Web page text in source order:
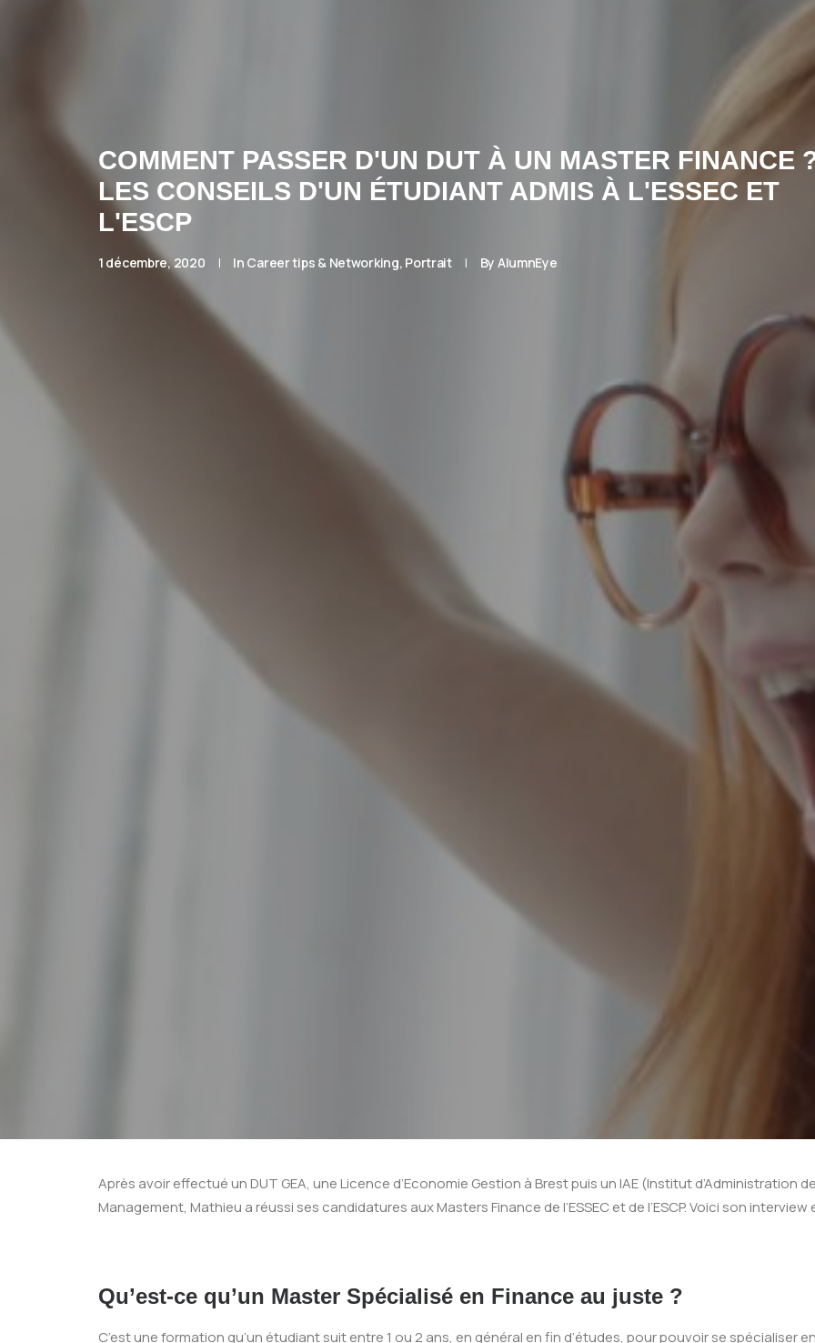
COMMENT PASSER D'UN DUT À UN MASTER FINANCE
LES CONSEILS D'UN ÉTUDIANT ADMIS À L'ESSEC ET
L'ESCP
1 décembre, 2020 | In Career tips & Networking, Portrait | By AlumnEye
Après avoir effectué un DUT GEA, une Licence d’Economie Gestion à Brest puis un IAE (Institut d’Administration
Management, Mathieu a réussi ses candidatures aux Masters Finance de l’ESSEC et de l’ESCP. Voici son
Qu’est-ce qu’un Master Spécialisé en Finance au juste ?
C’est une formation qu’un étudiant suit entre 1 ou 2 ans, en général en fin d’études, pour pouvoir se spécialiser